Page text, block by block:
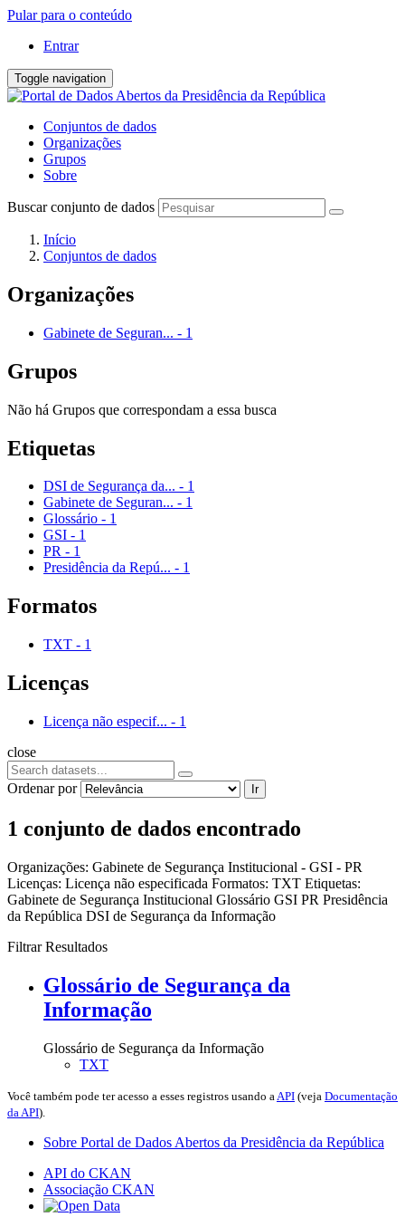
Pular para o conteúdo
Entrar
Toggle navigation
Conjuntos de dados
Organizações
Grupos
Sobre
Buscar conjunto de dados
Início
Conjuntos de dados
Organizações
Gabinete de Seguran... - 1
Grupos
Não há Grupos que correspondam a essa busca
Etiquetas
DSI de Segurança da... - 1
Gabinete de Seguran... - 1
Glossário - 1
GSI - 1
PR - 1
Presidência da Repú... - 1
Formatos
TXT - 1
Licenças
Licença não especif... - 1
close
Ordenar por Ir
1 conjunto de dados encontrado
Organizações: Gabinete de Segurança Institucional - GSI - PR
Licenças: Licença não especificada Formatos: TXT Etiquetas:
Gabinete de Segurança Institucional Glossário GSI PR Presidência
da República DSI de Segurança da Informação
Filtrar Resultados
Glossário de Segurança da
Informação
Glossário de Segurança da Informação
TXT
Você também pode ter acesso a esses registros usando a API (veja Documentação
da API).
Sobre Portal de Dados Abertos da Presidência da República
API do CKAN
Associação CKAN